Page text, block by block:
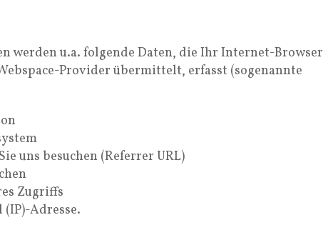
werden u.a. folgende Daten, die Ihr Internet-Browser
Provider übermittelt, erfasst (sogenannte
uns besuchen (Referrer URL)
Zugriffs
Adresse.